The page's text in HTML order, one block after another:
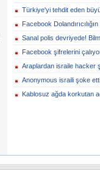
Türkiye'yi tehdit eden
Facebook
Sanal polis devriyede!
Facebook şifrelerini
Araplardan israile hacker
Anonymous israili şoke
Kablosuz ağda korkutan